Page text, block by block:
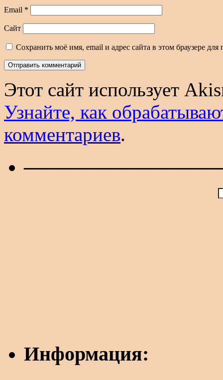
Email *
Сайт
Сохранить моё имя, email и адрес сайта в этом браузере
Этот сайт использует
Узнайте, как
комментариев.
Информация: